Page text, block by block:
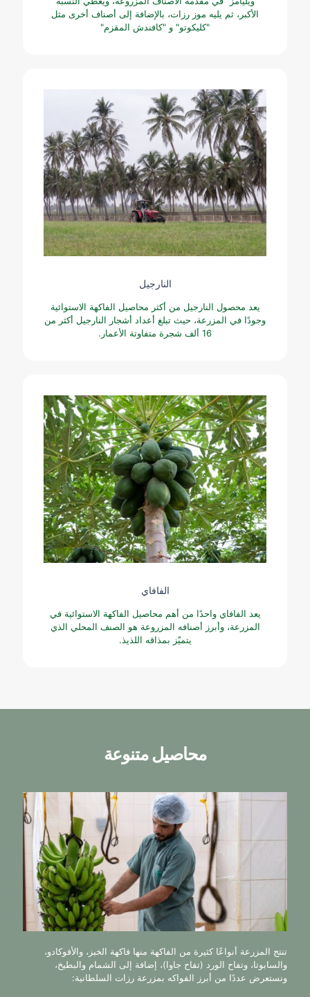
الأكبر، ثم يليه موز رزات، بالإضافة إلى أصناف أخرى مثل
"كليكوتو" و "كافندش المقزم"
النارجيل
يعد محصول النارجيل من أكثر محاصيل الفاكهة الاستوائية
وجودًا في المزرعة، حيث تبلغ أعداد أشجار النارجيل أكثر من
16 ألف شجرة متفاوتة الأعمار.
الفافاي
يعد الفافاي واحدًا من أهم محاصيل الفاكهة الاستوائية في
المزرعة، وأبرز أصنافه المزروعة هو الصنف المحلي الذي
يتميّز بمذاقه اللذيذ.
محاصيل متنوعة
تنتج المزرعة أنواعًا كثيرة من الفاكهة منها فاكهة الخبز، والأفوكادو،
والسابوتا، وتفاح الورد (تفاح جاوا)، إضافة إلى الشمام والبطيخ،
ونستعرض عددًا من أبرز الفواكه بمزرعة رزات السلطانية: